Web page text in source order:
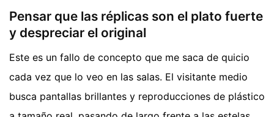
Pensar que las réplicas son el plato fuerte
y despreciar el original
Este es un fallo de concepto que me saca de quicio
cada vez que lo veo en las salas. El visitante medio
busca pantallas brillantes y reproducciones de plástico